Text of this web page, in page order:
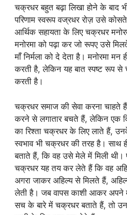
चक्रधर बहुत बढ़ा लिखा होने के बाद
परिणाम स्वरूप वज्रधर रोज़ उसे
आर्थिक सहायता के लिए चक्रधर
मनोरमा को पढ़ा कर जो रूपए उसे
माँ निर्मला को दे देता है। मनोरमा
करती है, लेकिन यह बात स्पष्ट रूप से
करती है।
चक्रधर समाज की सेवा करना चाहते हैं,
करने से लगातार बचते हैं, लेकिन एक
का रिश्ता चक्रधर के लिए लाते हैं,
स्वभाव भी चक्रधर की तरह है। साथ
बताते हैं, कि वह उसे मेले में मिली थी।
चक्रधर यह तय कर लेते हैं कि वह
अगरा जाकर अहिल्य से मिलते हैं,
लेती है। जब वापस काशी आकर अपने
सच के बारे में चक्रधर बताते हैं, तो